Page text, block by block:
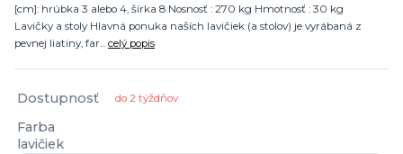
[cm]: hrúbka 3 alebo 4, šírka 8 Nosnosť : 270 kg Hmotnosť : 30 kg
Lavičky a stoly Hlavná ponuka naších lavičiek (a stolov) je vyrábaná z
pevnej liatiny, far... celý popis
Dostupnosť do 2 týždňov
Farba
lavičiek